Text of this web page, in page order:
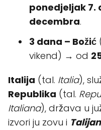
ponedjeljak 7.
decembra.
3 dana – Božić
vikend) → od
Italija (tal. Italia),
Republika (tal.
Italiana), država u
izvori ju zovu i